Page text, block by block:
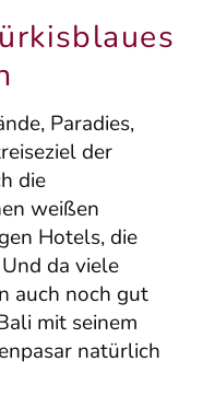
Paradies,
der
die
weißen
Hotels, die
da viele
auch noch gut
mit seinem
natürlich